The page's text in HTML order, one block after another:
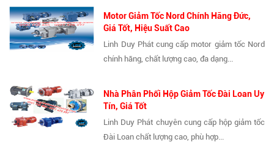
Motor Giảm Tốc Nord Chính Hãng Đức,
Giá Tốt, Hiệu Suất Cao
Linh Duy Phát cung cấp motor giảm tốc Nord
chính hãng, chất lượng cao, đa dạng...
Nhà Phân Phối Hộp Giảm Tốc Đài Loan Uy
Tín, Giá Tốt
Linh Duy Phát chuyên cung cấp hộp giảm tốc
Đài Loan chất lượng cao, phù hợp...